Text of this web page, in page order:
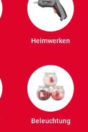
Heimwerken
Beleuchtung